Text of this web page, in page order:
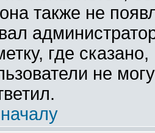
также не
где
не